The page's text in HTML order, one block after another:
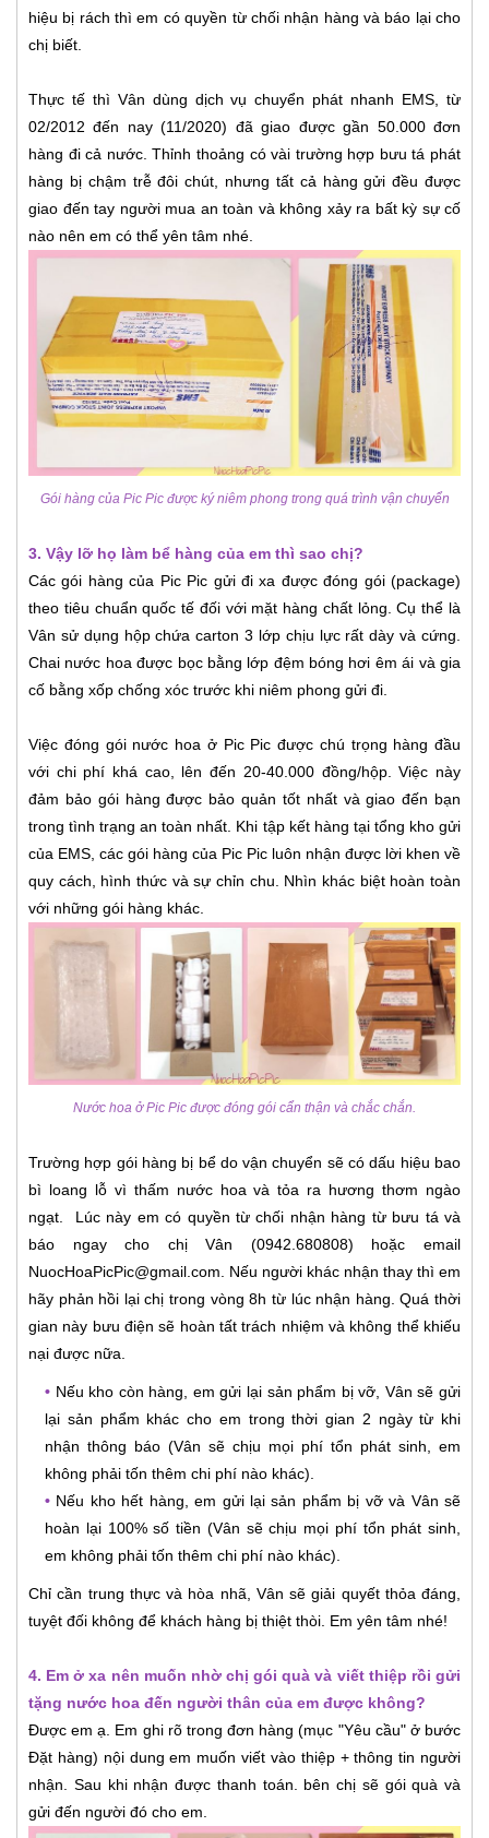
hiệu bị rách thì em có quyền từ chối nhận hàng và báo lại cho
chị biết.
Thực tế thì Vân dùng dịch vụ chuyển phát nhanh EMS, từ
02/2012 đến nay (11/2020) đã giao được gần 50.000 đơn
hàng đi cả nước. Thỉnh thoảng có vài trường hợp bưu tá phát
hàng bị chậm trễ đôi chút, nhưng tất cả hàng gửi đều được
giao đến tay người mua an toàn và không xảy ra bất kỳ sự cố
nào nên em có thể yên tâm nhé.
Gói hàng của Pic Pic được ký niêm phong trong quá trình vận chuyển
3. Vậy lỡ họ làm bể hàng của em thì sao chị?
Các gói hàng của Pic Pic gửi đi xa được đóng gói (package)
theo tiêu chuẩn quốc tế đối với mặt hàng chất lỏng. Cụ thể là
Vân sử dụng hộp chứa carton 3 lớp chịu lực rất dày và cứng.
Chai nước hoa được bọc bằng lớp đệm bóng hơi êm ái và gia
cố bằng xốp chống xóc trước khi niêm phong gửi đi.
Việc đóng gói nước hoa ở Pic Pic được chú trọng hàng đầu
với chi phí khá cao, lên đến 20-40.000 đồng/hộp. Việc này
đảm bảo gói hàng được bảo quản tốt nhất và giao đến bạn
trong tình trạng an toàn nhất. Khi tập kết hàng tại tổng kho gửi
của EMS, các gói hàng của Pic Pic luôn nhận được lời khen về
quy cách, hình thức và sự chỉn chu. Nhìn khác biệt hoàn toàn
với những gói hàng khác.
Nước hoa ở Pic Pic được đóng gói cẩn thận và chắc chắn.
Trường hợp gói hàng bị bể do vận chuyển sẽ có dấu hiệu bao
bì loang lỗ vì thấm nước hoa và tỏa ra hương thơm ngào
ngạt. Lúc này em có quyền từ chối nhận hàng từ bưu tá và
báo ngay cho chị Vân (0942.680808) hoặc email
NuocHoaPicPic@gmail.com. Nếu người khác nhận thay thì em
hãy phản hồi lại chị trong vòng 8h từ lúc nhận hàng. Quá thời
gian này bưu điện sẽ hoàn tất trách nhiệm và không thể khiếu
nại được nữa.
• Nếu kho còn hàng, em gửi lại sản phẩm bị vỡ, Vân sẽ gửi
lại sản phẩm khác cho em trong thời gian 2 ngày từ khi
nhận thông báo (Vân sẽ chịu mọi phí tổn phát sinh, em
không phải tốn thêm chi phí nào khác).
• Nếu kho hết hàng, em gửi lại sản phẩm bị vỡ và Vân sẽ
hoàn lại 100% số tiền (Vân sẽ chịu mọi phí tổn phát sinh,
em không phải tốn thêm chi phí nào khác).
Chỉ cần trung thực và hòa nhã, Vân sẽ giải quyết thỏa đáng,
tuyệt đối không để khách hàng bị thiệt thòi. Em yên tâm nhé!
4. Em ở xa nên muốn nhờ chị gói quà và viết thiệp rồi gửi
tặng nước hoa đến người thân của em được không?
Được em ạ. Em ghi rõ trong đơn hàng (mục "Yêu cầu" ở bước
Đặt hàng) nội dung em muốn viết vào thiệp + thông tin người
nhận. Sau khi nhận được thanh toán. bên chị sẽ gói quà và
gửi đến người đó cho em.